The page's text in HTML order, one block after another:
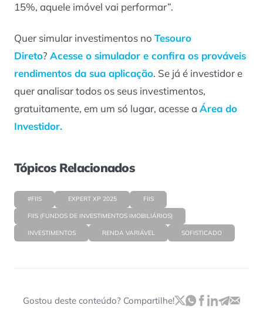
15%, aquele imóvel vai performar”.
Quer simular investimentos no Tesouro
Direto? Acesse o simulador e confira os prováveis
rendimentos da sua aplicação. Se já é investidor e
quer analisar todos os seus investimentos,
gratuitamente, em um só lugar, acesse a Área do
Investidor.
Tópicos Relacionados
#FIIS EXPERT XP 2025 FIIS
FIIS (FUNDOS DE INVESTIMENTOS IMOBILIÁRIOS)
INVESTIMENTOS RENDA VARIÁVEL SOFISTICADO
Gostou deste conteúdo? Compartilhe!